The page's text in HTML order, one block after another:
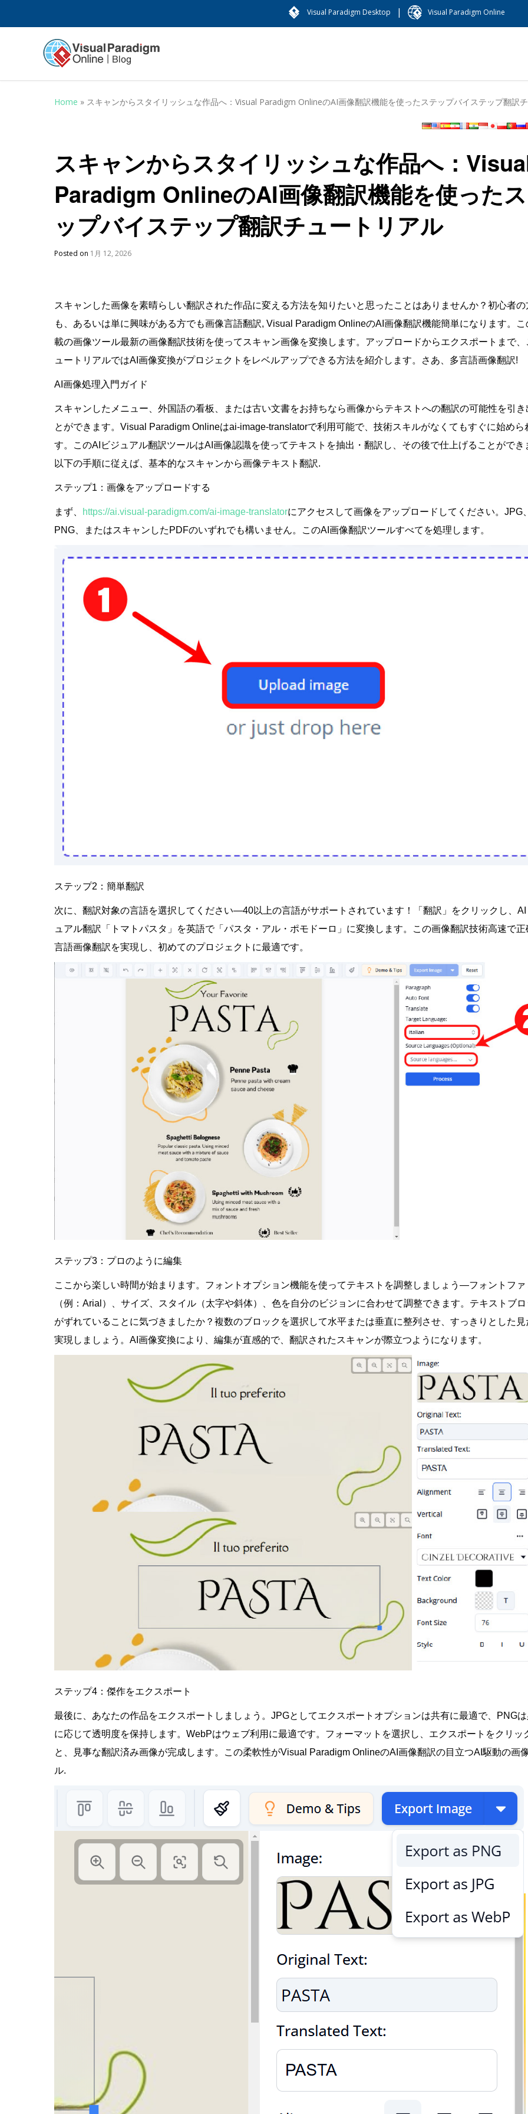
Visual Paradigm Desktop | Visual Paradigm Online
Home » スキャンからスタイリッシュな作品へ：Visual Paradigm OnlineのAI画像翻訳機能を使ったステップバイステップ翻訳
スキャンからスタイリッシュな作品へ：
Paradigm OnlineのAI画像翻訳機能を使った
ップバイステップ翻訳チュートリアル
Posted on 1月 12, 2026
スキャンした画像を素晴らしい翻訳された作品に変える方法を知りたいと思ったことはありませんか？初心者の
も、あるいは単に興味がある方でも画像言語翻訳, Visual Paradigm OnlineのAI画像翻訳機能簡単になります。こ
載の画像ツール最新の画像翻訳技術を使ってスキャン画像を変換します。アップロードからエクスポートまで、
ュートリアルではAI画像変換がプロジェクトをレベルアップできる方法を紹介します。さあ、 多言語画像翻訳!
AI画像処理入門ガイド
スキャンしたメニュー、外国語の看板、または古い文書をお持ちなら画像からテキストへの翻訳の可能性を引き
とができます。 Visual Paradigm Onlineはai-image-translatorで利用可能で、技術スキルがなくてもすぐに始めら
す。このAIビジュアル翻訳ツールはAI画像認識を使ってテキストを抽出・翻訳し、その後で仕上げることができ
以下の手順に従えば、基本的なスキャンから画像テキスト翻訳.
ステップ1：画像をアップロードする
まず、 https://ai.visual-paradigm.com/ai-image-translatorにアクセスして画像をアップロードしてください。JPG
PNG、またはスキャンしたPDFのいずれでも構いません。このAI画像翻訳ツールすべてを処理します。
ステップ2：簡単翻訳
次に、翻訳対象の言語を選択してください—40以上の言語がサポートされています！「翻訳」をクリックし、 AI
ュアル翻訳
「トマトパスタ」を英語で「パスタ・アル・ポモドーロ」に変換します。この画像翻訳技術高速で正
言語画像翻訳 を実現し、初めてのプロジェクトに最適です。
ステップ3：プロのように編集
ここから楽しい時間が始まります。 フォントオプション機能を使ってテキストを調整しましょう—フォントファ
（例：Arial）、サイズ、スタイル（太字や斜体）、色を自分のビジョンに合わせて調整できます。テキストブ
がずれていることに気づきましたか？複数のブロックを選択して水平または垂直に整列させ、すっきりとした見
実現しましょう。 AI画像変換により、編集が直感的で、翻訳されたスキャンが際立つようになります。
ステップ4：傑作をエクスポート
最後に、あなたの作品をエクスポートしましょう。 JPGとしてエクスポート オプションは共有に最適で、PNG
に応じて透明度を保持します。WebPはウェブ利用に最適です。フォーマットを選択し、エクスポートをクリッ
と、見事な翻訳済み画像が完成します。この柔軟性がVisual Paradigm OnlineのAI画像翻訳の目立つAI駆動の画
ル.